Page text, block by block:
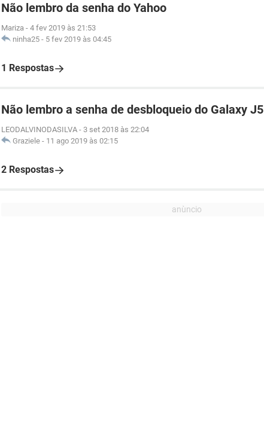
Não lembro da senha do Yahoo
Mariza - 4 fev 2019 às 21:53
ninha25 - 5 fev 2019 às 04:45
1 Respostas
Não lembro a senha de desbloqueio do Galaxy J5
LEODALVINODASILVA - 3 set 2018 às 22:04
Graziele - 11 ago 2019 às 02:15
2 Respostas